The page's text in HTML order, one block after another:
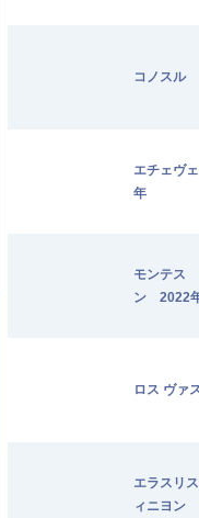
コノスル
エチェヴ
年
モンテス
ン 2022
ロス ヴァ
エラスリ
ィニヨン